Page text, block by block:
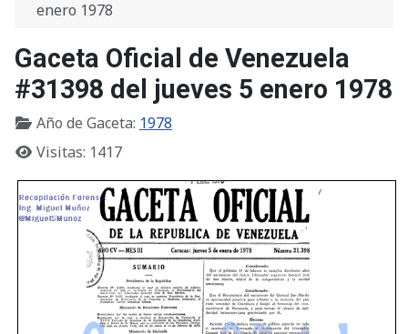
enero 1978
Gaceta Oficial de Venezuela
#31398 del jueves 5 enero 1978
Año de Gaceta: 1978
Visitas: 1417